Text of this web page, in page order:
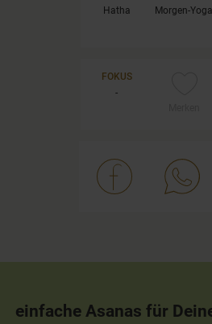
Hatha
Morgen-Yoga
FOKUS
-
einfache Asanas für